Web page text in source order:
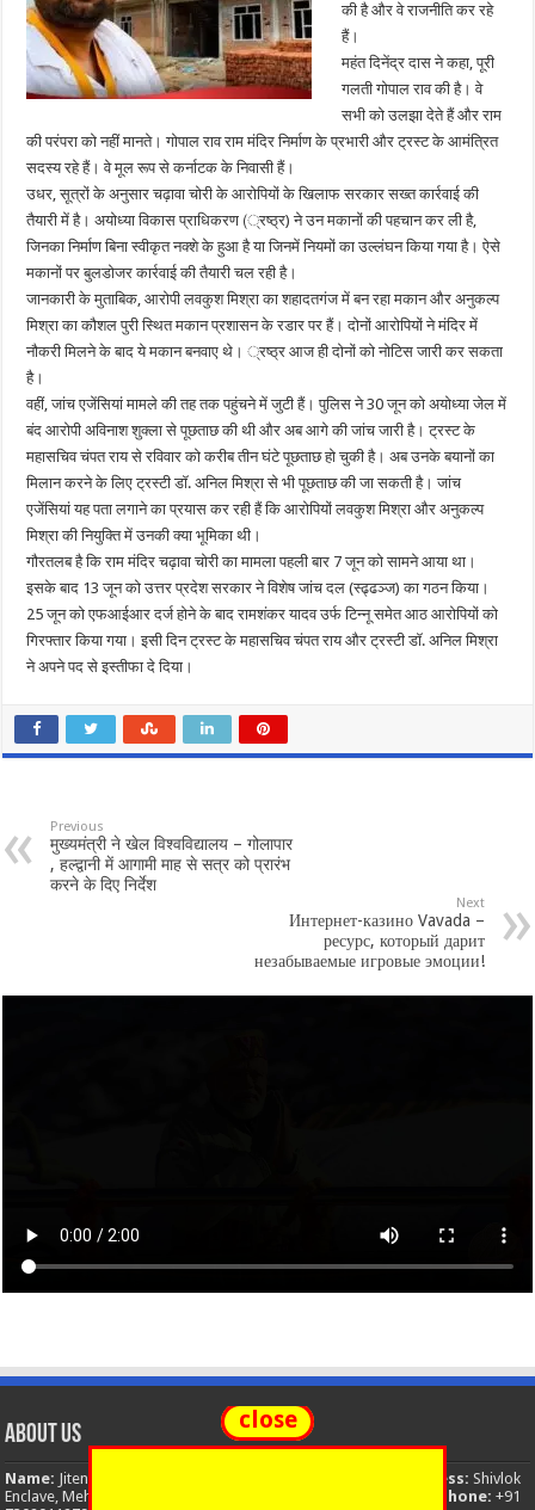
की है और वे राजनीति कर रहे
हैं।
महंत दिनेंद्र दास ने कहा, पूरी
गलती गोपाल राव की है। वे
सभी को उलझा देते हैं और राम
की परंपरा को नहीं मानते। गोपाल राव राम मंदिर निर्माण के प्रभारी और ट्रस्ट के आमंत्रित
सदस्य रहे हैं। वे मूल रूप से कर्नाटक के निवासी हैं।
उधर, सूत्रों के अनुसार चढ़ावा चोरी के आरोपियों के खिलाफ सरकार सख्त कार्रवाई की
तैयारी में है। अयोध्या विकास प्राधिकरण (्रष्ठ्र) ने उन मकानों की पहचान कर ली है,
जिनका निर्माण बिना स्वीकृत नक्शे के हुआ है या जिनमें नियमों का उल्लंघन किया गया है। ऐसे
मकानों पर बुलडोजर कार्रवाई की तैयारी चल रही है।
जानकारी के मुताबिक, आरोपी लवकुश मिश्रा का शहादतगंज में बन रहा मकान और अनुकल्प
मिश्रा का कौशल पुरी स्थित मकान प्रशासन के रडार पर हैं। दोनों आरोपियों ने मंदिर में
नौकरी मिलने के बाद ये मकान बनवाए थे। ्रष्ठ्र आज ही दोनों को नोटिस जारी कर सकता
है।
वहीं, जांच एजेंसियां मामले की तह तक पहुंचने में जुटी हैं। पुलिस ने 30 जून को अयोध्या जेल में
बंद आरोपी अविनाश शुक्ला से पूछताछ की थी और अब आगे की जांच जारी है। ट्रस्ट के
महासचिव चंपत राय से रविवार को करीब तीन घंटे पूछताछ हो चुकी है। अब उनके बयानों का
मिलान करने के लिए ट्रस्टी डॉ. अनिल मिश्रा से भी पूछताछ की जा सकती है। जांच
एजेंसियां यह पता लगाने का प्रयास कर रही हैं कि आरोपियों लवकुश मिश्रा और अनुकल्प
मिश्रा की नियुक्ति में उनकी क्या भूमिका थी।
गौरतलब है कि राम मंदिर चढ़ावा चोरी का मामला पहली बार 7 जून को सामने आया था।
इसके बाद 13 जून को उत्तर प्रदेश सरकार ने विशेष जांच दल (स्ढ्ढञ्ज) का गठन किया।
25 जून को एफआईआर दर्ज होने के बाद रामशंकर यादव उर्फ टिन्नू समेत आठ आरोपियों को
गिरफ्तार किया गया। इसी दिन ट्रस्ट के महासचिव चंपत राय और ट्रस्टी डॉ. अनिल मिश्रा
ने अपने पद से इस्तीफा दे दिया।
Previous
मुख्यमंत्री ने खेल विश्वविद्यालय – गोलापार
, हल्द्वानी में आगामी माह से सत्र को प्रारंभ
करने के दिए निर्देश
Next
Интернет-казино Vavada –
ресурс, который дарит
незабываемые игровые эмоции!
About Us
Name: Jitendra Singh Address: Shivlok
Enclave, Mehuwala Mafi, Dehradun, Uttarakhand, 248001, India
Phone: +91
close